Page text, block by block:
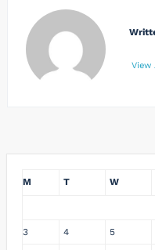
View
M T W
3 4 5